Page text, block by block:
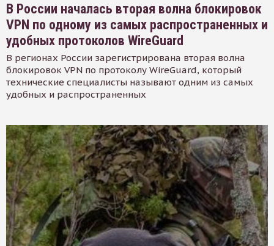
В России началась вторая волна блокировок
VPN по одному из самых распространенных и
удобных протоколов WireGuard
В регионах России зарегистрирована вторая волна
блокировок VPN по протоколу WireGuard, который
технические специалисты называют одним из самых
удобных и распространенных